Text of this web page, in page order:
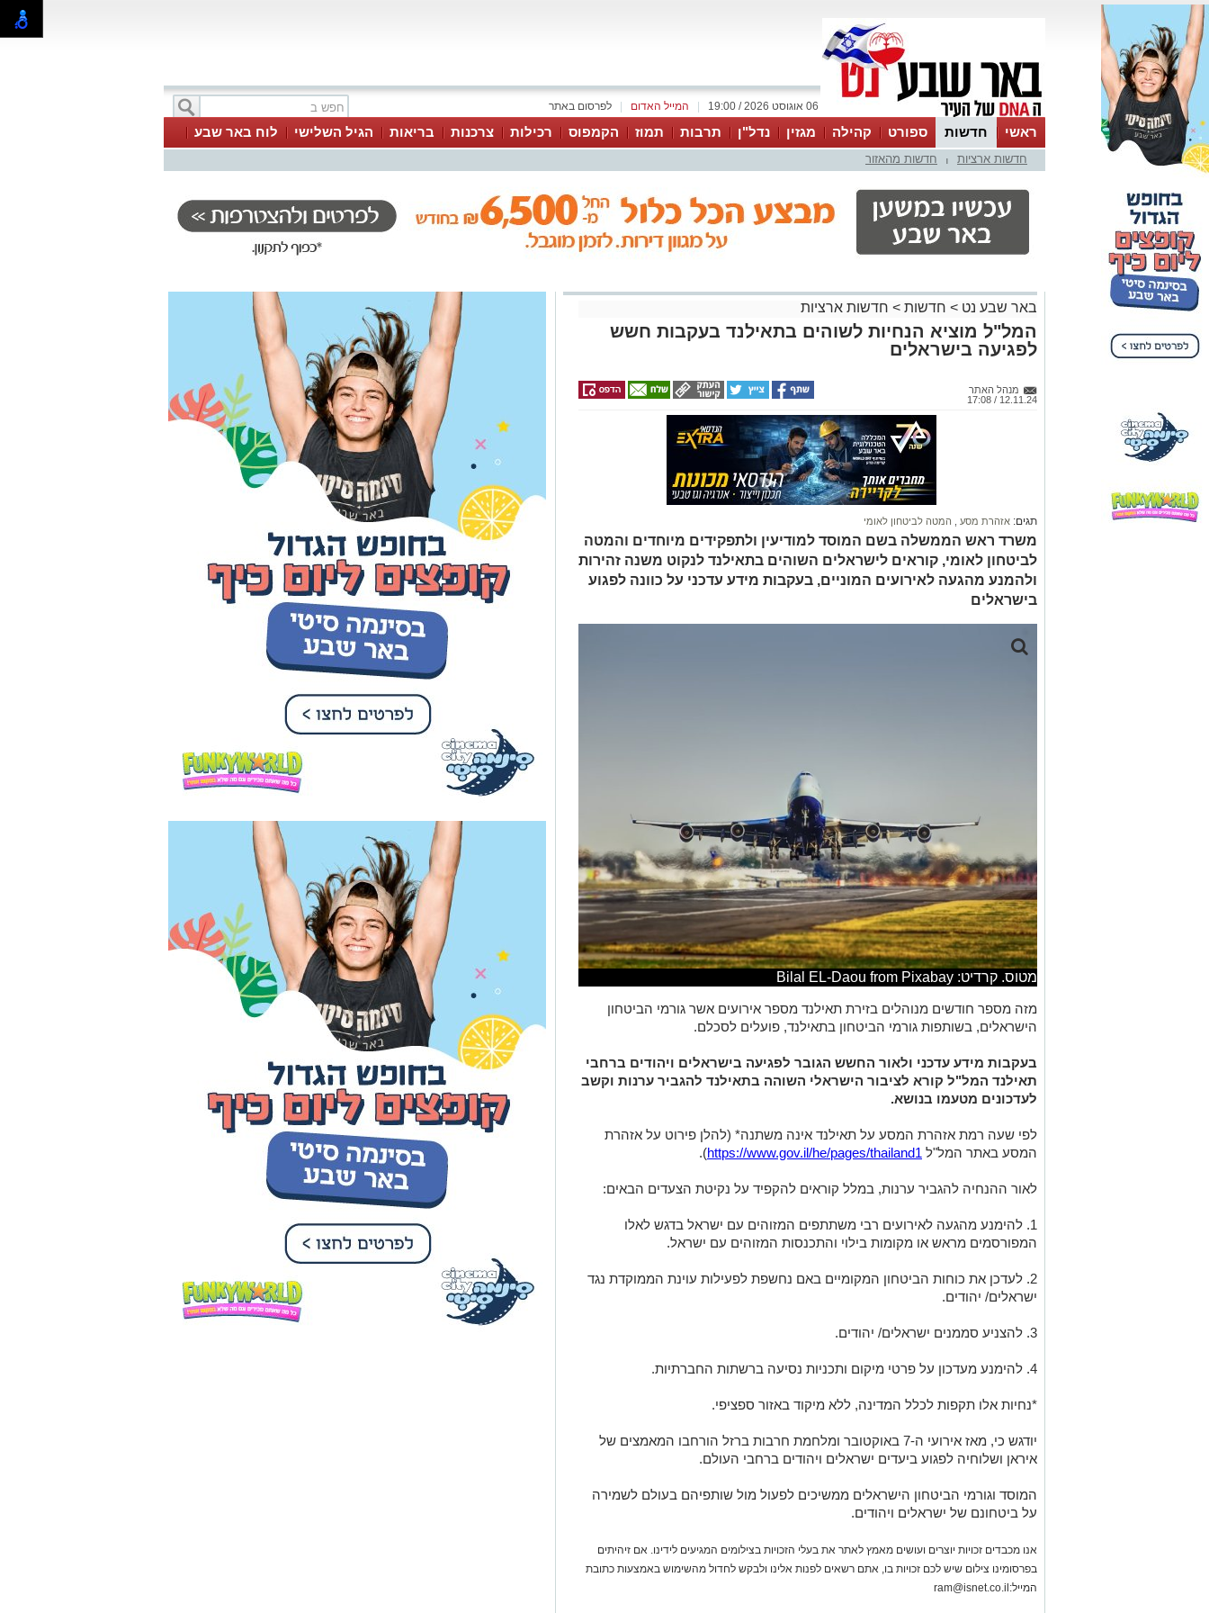
לפרסום באתר המייל האדום 06 אוגוסט 2026 / 19:00
ראשי חדשות ספורט קהילה מגזין נדל"ן תרבות תמוז הקמפוס רכילות צרכנות בריאות הגיל השלישי
לוח באר שבע
עסקים
טיפים והמלצותחדשות ארציות חדשות מהאזור
באר שבע נט > חדשות > חדשות ארציות
המל"ל מוציא הנחיות לשוהים בתאילנד בעקבות חשש
לפגיעה בישראלים
מנהל האתר
12.11.24 / 17:08
תגים: אזהרת מסע המטה לביטחון לאומי
משרד ראש הממשלה בשם המוסד למודיעין ולתפקידים מיוחדים והמטה
לביטחון לאומי, קוראים לישראלים השוהים בתאילנד לנקוט משנה זהירות
ולהמנע מהגעה לאירועים המוניים, בעקבות מידע עדכני על כוונה לפגוע
בישראלים
מטוס. קרדיט: Bilal EL-Daou from Pixabay
מזה מספר חודשים מנוהלים בזירת תאילנד מספר אירועים אשר גורמי הביטחון
הישראלים, בשותפות גורמי הביטחון בתאילנד, פועלים לסכלם.
בעקבות מידע עדכני ולאור החשש הגובר לפגיעה בישראלים ויהודים ברחבי
תאילנד המל"ל קורא לציבור הישראלי השוהה בתאילנד להגביר ערנות וקשב
לעדכונים מטעמו בנושא.
לפי שעה רמת אזהרת המסע על תאילנד אינה משתנה* (להלן פירוט על אזהרת
המסע באתר המל"ל
https://www.gov.il/he/pages/thailand1
).
לאור ההנחיה להגביר ערנות, במלל קוראים להקפיד על נקיטת הצעדים הבאים:
1. להימנע מהגעה לאירועים רבי משתתפים המזוהים עם ישראל בדגש לאלו
המפורסמים מראש או מקומות בילוי והתכנסות המזוהים עם ישראל.
2. לעדכן את כוחות הביטחון המקומיים באם נחשפת לפעילות עוינת הממוקדת נגד
ישראלים/ יהודים.
3. להצניע סממנים ישראלים/ יהודים.
4. להימנע מעדכון על פרטי מיקום ותכניות נסיעה ברשתות החברתיות.
*נחיות אלו תקפות לכלל המדינה, ללא מיקוד באזור ספציפי.
יודגש כי, מאז אירועי ה-7 באוקטובר ומלחמת חרבות ברזל הורחבו המאמצים של
איראן ושלוחיה לפגוע ביעדים ישראלים ויהודים ברחבי העולם.
המוסד וגורמי הביטחון הישראלים ממשיכים לפעול מול שותפיהם בעולם לשמירה
על ביטחונם של ישראלים ויהודים.
אנו מכבדים זכויות יוצרים ועושים מאמץ לאתר את בעלי הזכויות בצילומים המגיעים לידינו. אם זיהיתים
בפרסומינו צילום שיש לכם זכויות בו, אתם רשאים לפנות אלינו ולבקש לחדול מהשימוש באמצעות כתובת
המייל:ram@isnet.co.il